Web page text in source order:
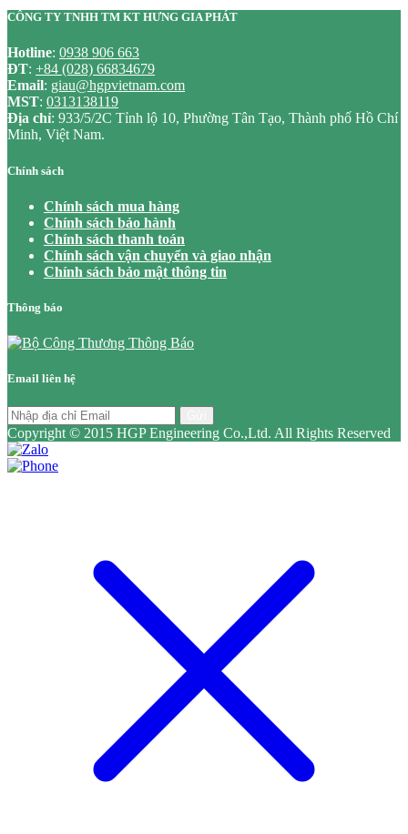
CÔNG TY TNHH TM KT HƯNG GIA PHÁT
Hotline: 0938 906 663
ĐT: +84 (028) 66834679
Email: giau@hgpvietnam.com
MST: 0313138119
Địa chỉ: 933/5/2C Tỉnh lộ 10, Phường Tân Tạo, Thành phố Hồ Chí
Minh, Việt Nam.
Chính sách
Chính sách mua hàng
Chính sách bảo hành
Chính sách thanh toán
Chính sách vận chuyển và giao nhận
Chính sách bảo mật thông tin
Thông báo
Email liên hệ
Copyright © 2015 HGP Engineering Co.,Ltd. All Rights Reserved